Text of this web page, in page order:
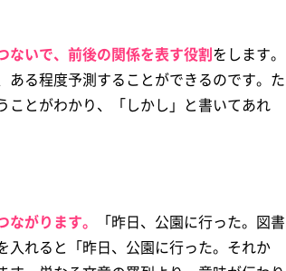
ないで、前後の関係を表す役割をします。
る程度予測することができるのです。た
ことがわかり、「しかし」と書いてあれ
がります。
「昨日、公園に行った。図書
入れると「昨日、公園に行った。それか